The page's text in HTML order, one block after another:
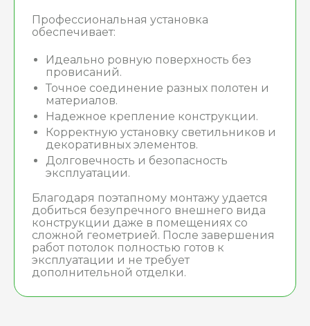
Профессиональная установка
обеспечивает:
Идеально ровную поверхность без
провисаний.
Точное соединение разных полотен и
материалов.
Надежное крепление конструкции.
Корректную установку светильников и
декоративных элементов.
Долговечность и безопасность
эксплуатации.
Благодаря поэтапному монтажу удается
добиться безупречного внешнего вида
конструкции даже в помещениях со
сложной геометрией. После завершения
работ потолок полностью готов к
эксплуатации и не требует
дополнительной отделки.